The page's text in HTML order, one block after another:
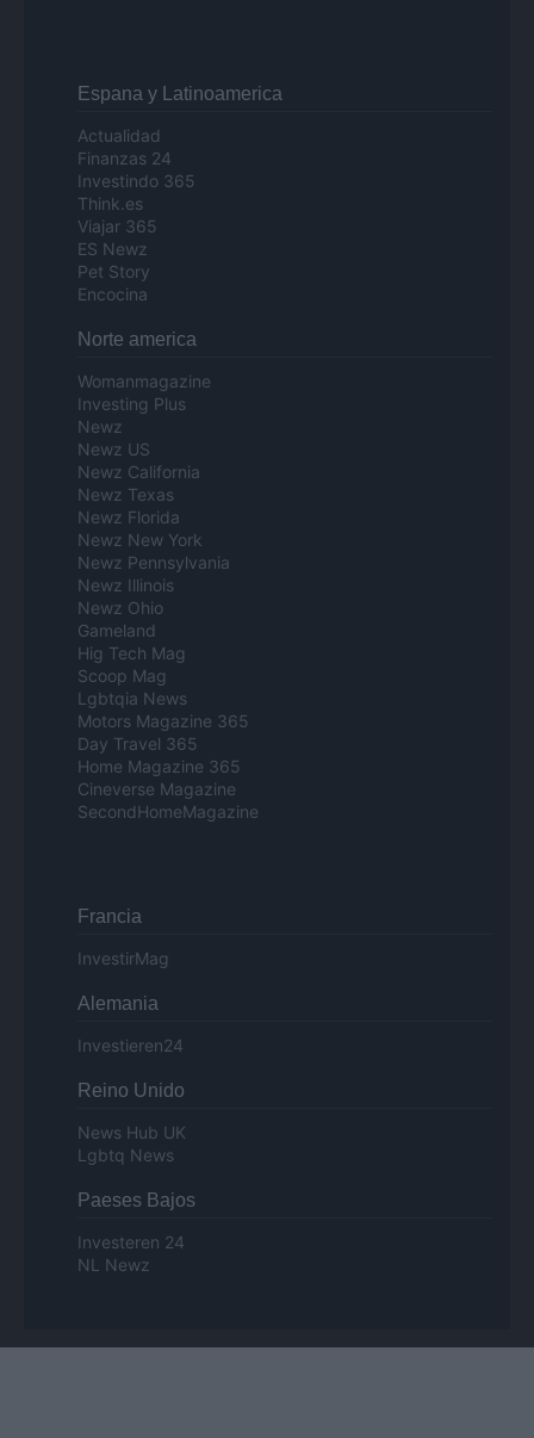
Espana y Latinoamerica
Actualidad
Finanzas 24
Investindo 365
Think.es
Viajar 365
ES Newz
Pet Story
Encocina
Norte america
Womanmagazine
Investing Plus
Newz
Newz US
Newz California
Newz Texas
Newz Florida
Newz New York
Newz Pennsylvania
Newz Illinois
Newz Ohio
Gameland
Hig Tech Mag
Scoop Mag
Lgbtqia News
Motors Magazine 365
Day Travel 365
Home Magazine 365
Cineverse Magazine
SecondHomeMagazine
Francia
InvestirMag
Alemania
Investieren24
Reino Unido
News Hub UK
Lgbtq News
Paeses Bajos
Investeren 24
NL Newz